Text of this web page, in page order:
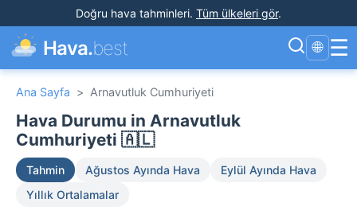
Doğru hava tahminleri. Tüm ülkeleri gör.
Hava.best 🌐 ☰
Ana Sayfa > Arnavutluk Cumhuriyeti
Hava Durumu in Arnavutluk
Cumhuriyeti 🇦🇱
Tahmin Ağustos Ayında Hava
Eylül Ayında Hava
Yıllık Ortalamalar